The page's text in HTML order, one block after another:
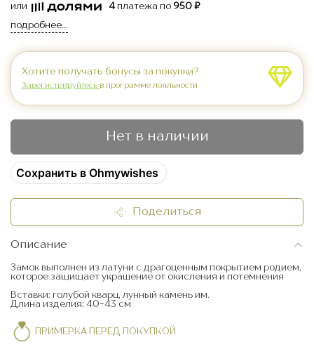
или 4 платежа по 950 ₽
подробнее...
Хотите получать бонусы за покупки?
Зарегистрируйтесь в программе лояльности
Нет в наличии
Сохранить в Ohmywishes
Поделиться
Описание
Замок выполнен из латуни c драгоценным покрытием родием,
которое защищает украшение от окисления и потемнения
Вставки: голубой кварц, лунный камень им.
Длина изделия: 40-43 см
ПРИМЕРКА ПЕРЕД ПОКУПКОЙ